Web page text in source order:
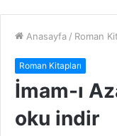
Anasayfa / Roman
Roman Kitapları
İmam-ı
oku indir